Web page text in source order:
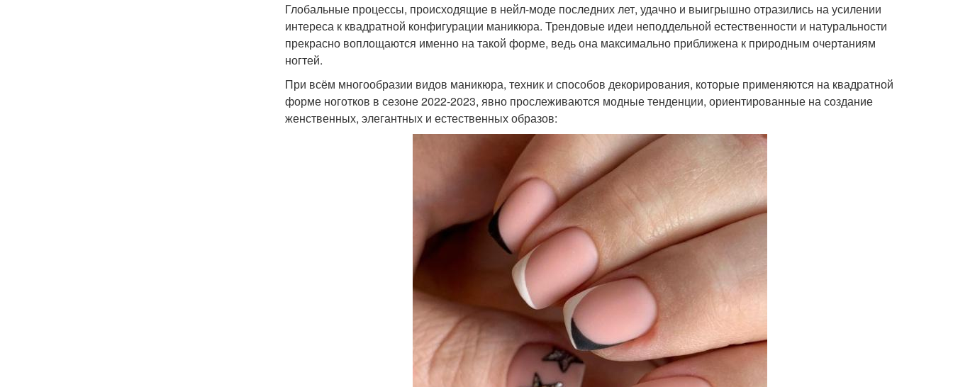
Глобальные процессы, происходящие в нейл-моде последних лет, удачно и выигрышно отразились на усилении
интереса к квадратной конфигурации маникюра. Трендовые идеи неподдельной естественности и натуральности
прекрасно воплощаются именно на такой форме, ведь она максимально приближена к природным очертаниям
ногтей.
При всём многообразии видов маникюра, техник и способов декорирования, которые применяются на квадратной
форме ноготков в сезоне 2022-2023, явно прослеживаются модные тенденции, ориентированные на создание
женственных, элегантных и естественных образов: